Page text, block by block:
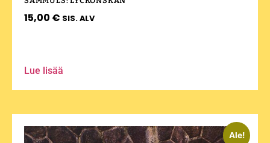
15,00 € SIS. ALV
Lue lisää
Ale!